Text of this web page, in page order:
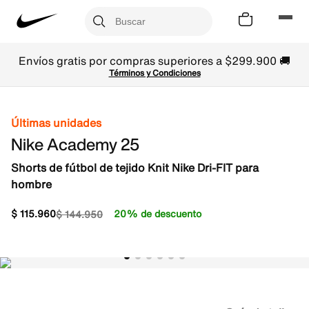
Envíos gratis por compras superiores a $299.900 🚚
Términos y Condiciones
Últimas unidades
Nike Academy 25
Shorts de fútbol de tejido Knit Nike Dri-FIT para
hombre
$144.950
$115.960 20% de descuento